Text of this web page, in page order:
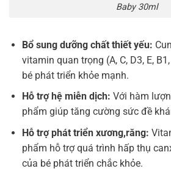
Baby 30ml
Bổ sung dưỡng chất thiết yếu:
vitamin quan trọng (A, C, D3, E,
bé phát triển khỏe mạnh.
Hỗ trợ hệ miễn dịch: Với hàm
phẩm giúp tăng cường sức đề
Hỗ trợ phát triển xương,răng:
phẩm hỗ trợ quá trình hấp thụ
của bé phát triển chắc khỏe.